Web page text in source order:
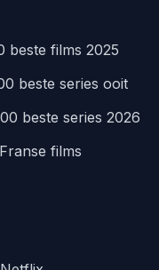
beste films 2025
beste series ooit
beste series 2026
Franse films